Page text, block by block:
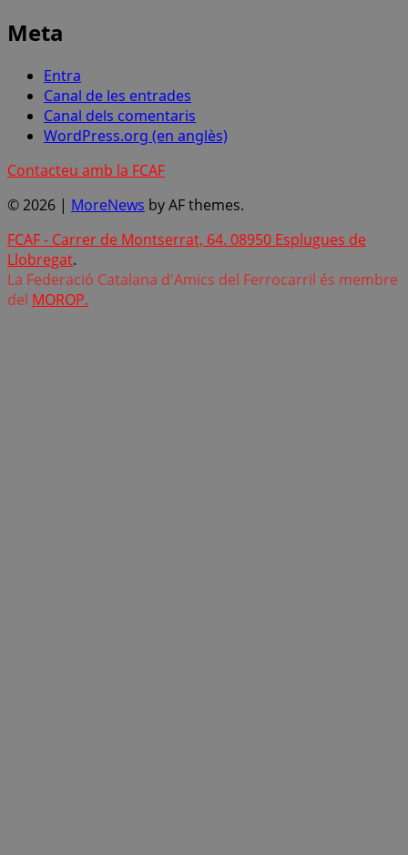
Meta
Entra
Canal de les entrades
Canal dels comentaris
WordPress.org (en anglès)
Contacteu amb la FCAF
© 2026 | MoreNews by AF themes.
FCAF - Carrer de Montserrat, 64. 08950 Esplugues de
Llobregat.
La Federació Catalana d'Amics del Ferrocarril és membre
del MOROP.